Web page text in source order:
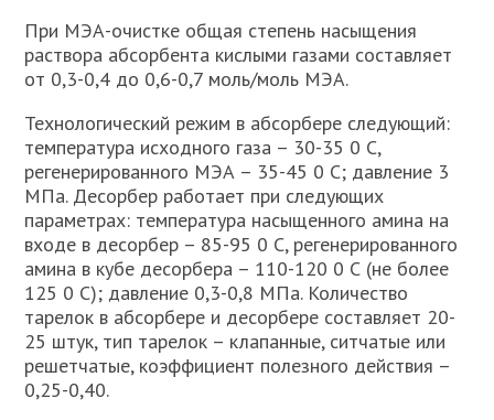
При МЭА-очистке общая степень насыщения
раствора абсорбента кислыми газами составляет
от 0,3-0,4 до 0,6-0,7 моль/моль МЭА.
Технологический режим в абсорбере следующий:
температура исходного газа – 30-35 0 С,
регенерированного МЭА – 35-45 0 С; давление 3
МПа. Десорбер работает при следующих
параметрах: температура насыщенного амина на
входе в десорбер – 85-95 0 С, регенерированного
амина в кубе десорбера – 110-120 0 С (не более
125 0 С); давление 0,3-0,8 МПа. Количество
тарелок в абсорбере и десорбере составляет 20-
25 штук, тип тарелок – клапанные, ситчатые или
решетчатые, коэффициент полезного действия –
0,25-0,40.